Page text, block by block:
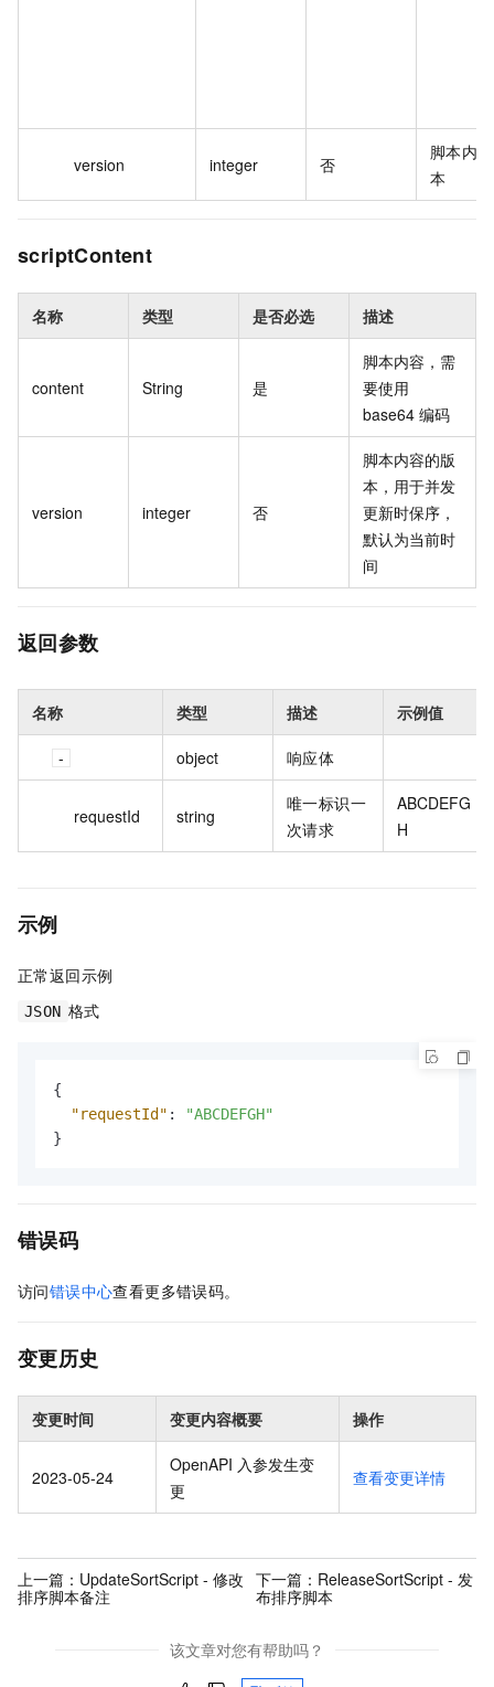
version integer 否
脚本内
本
scriptContent
名称 类型 是否必选 描述
content String 是
脚本内容，需
要使用
base64 编码
version integer 否
脚本内容的版
本，用于并发
更新时保序，
默认为当前时
间
返回参数
名称 类型 描述 示例值
object 响应体
requestId string
唯一标识一
次请求
ABCDEFG
H
示例
正常返回示例
JSON 格式
{
"requestId" :
"ABCDEFGH"
}
错误码
访问错误中心查看更多错误码。
变更历史
变更时间 变更内容概要 操作
2023-05-24
OpenAPI 入参发生变
更
查看变更详情
上一篇： UpdateSortScript - 修改
排序脚本备注
下一篇： ReleaseSortScript - 发
布排序脚本
该文章对您有帮助吗？